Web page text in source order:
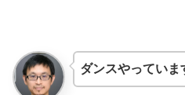
ダンスやっていま